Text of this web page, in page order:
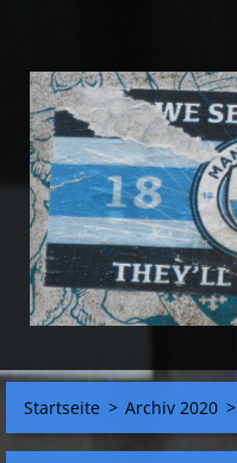
Startseite > Archiv 2020 >